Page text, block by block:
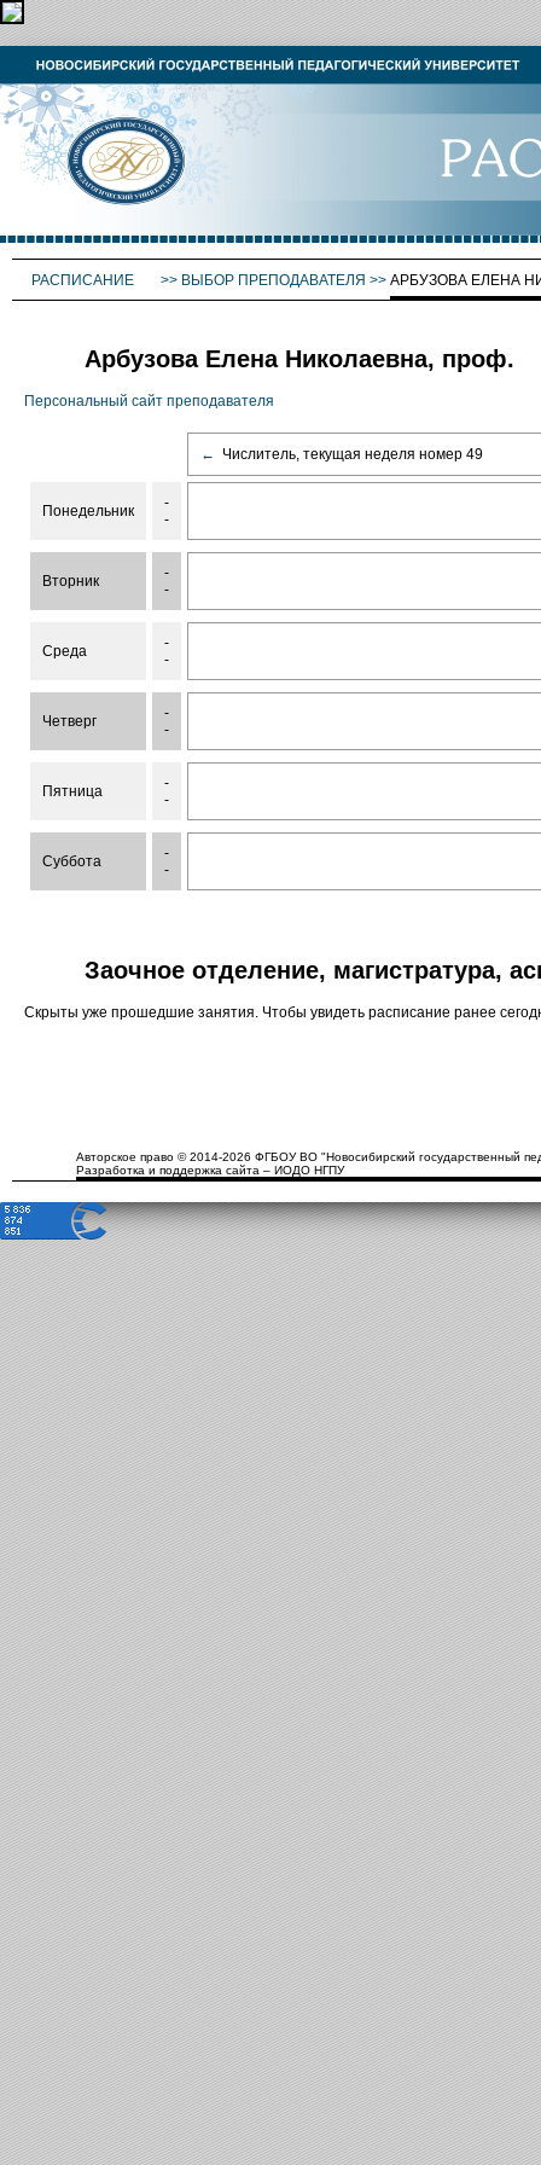
РАСПИСАНИЕ >> ВЫБОР ПРЕПОДАВАТЕЛЯ >> АРБУЗОВА ЕЛЕНА
Арбузова Елена Николаевна, проф.
Персональный сайт преподавателя
← Числитель, текущая неделя номер 49
Понедельник
-
-
Вторник
-
-
Среда
-
-
Четверг
-
-
Пятница
-
-
Суббота
-
-
Заочное отделение, магистратура,
Скрыты уже прошедшие занятия. Чтобы увидеть расписание ранее
Авторское право © 2014-2026 ФГБОУ ВО "Новосибирский государственный
Разработка и поддержка сайта – ИОДО НГПУ